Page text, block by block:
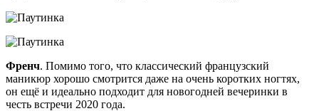
Френч. Помимо того, что классический французский
маникюр хорошо смотрится даже на очень коротких ногтях,
он ещё и идеально подходит для новогодней вечеринки в
честь встречи 2020 года.